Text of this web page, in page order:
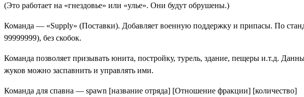
(Это работает на «гнездовье» или «улье». Они будут обрушены.)
Команда — «Supply» (Поставки). Добавляет военную поддержку и припасы. По
99999999), без скобок.
Команда позволяет призывать юнита, постройку, турель, здание, пещеры и.т.д.
жуков можно заспавнить и управлять ими.
Команда для спавна — spawn [название отряда] [Отношение фракции] [количество]